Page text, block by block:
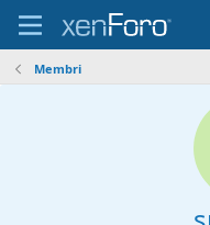
Membri